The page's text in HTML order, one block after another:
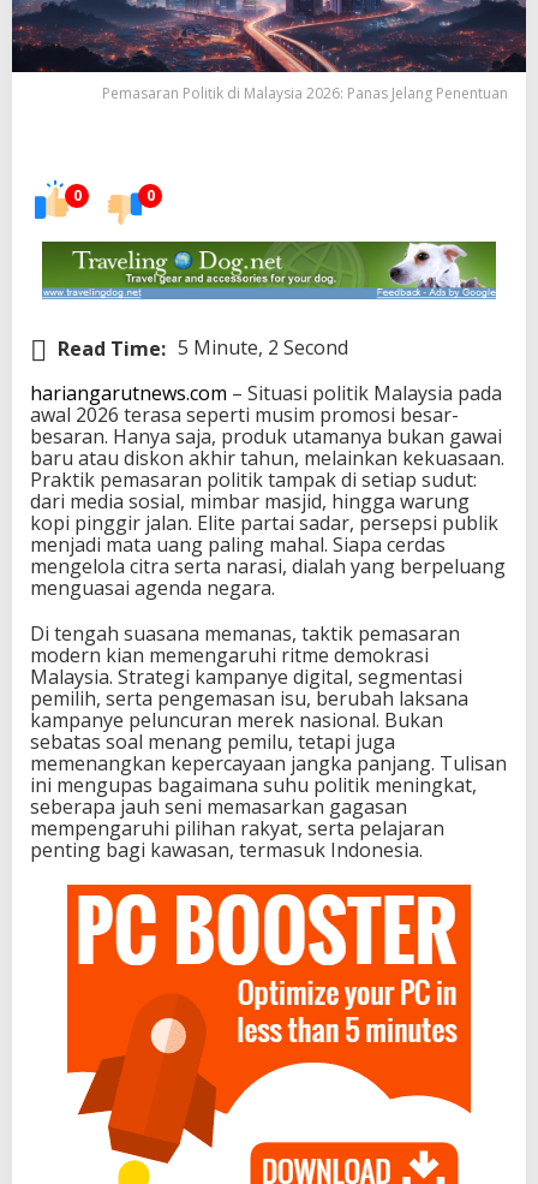
Pemasaran Politik di Malaysia 2026: Panas Jelang Penentuan
0 0
Read Time: 5 Minute, 2 Second
hariangarutnews.com – Situasi politik Malaysia pada
awal 2026 terasa seperti musim promosi besar-
besaran. Hanya saja, produk utamanya bukan gawai
baru atau diskon akhir tahun, melainkan kekuasaan.
Praktik pemasaran politik tampak di setiap sudut:
dari media sosial, mimbar masjid, hingga warung
kopi pinggir jalan. Elite partai sadar, persepsi publik
menjadi mata uang paling mahal. Siapa cerdas
mengelola citra serta narasi, dialah yang berpeluang
menguasai agenda negara.
Di tengah suasana memanas, taktik pemasaran
modern kian memengaruhi ritme demokrasi
Malaysia. Strategi kampanye digital, segmentasi
pemilih, serta pengemasan isu, berubah laksana
kampanye peluncuran merek nasional. Bukan
sebatas soal menang pemilu, tetapi juga
memenangkan kepercayaan jangka panjang. Tulisan
ini mengupas bagaimana suhu politik meningkat,
seberapa jauh seni memasarkan gagasan
mempengaruhi pilihan rakyat, serta pelajaran
penting bagi kawasan, termasuk Indonesia.